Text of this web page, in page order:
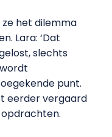
het dilemma
Lara: ‘Dat
slechts
punt.
eerder vergaard